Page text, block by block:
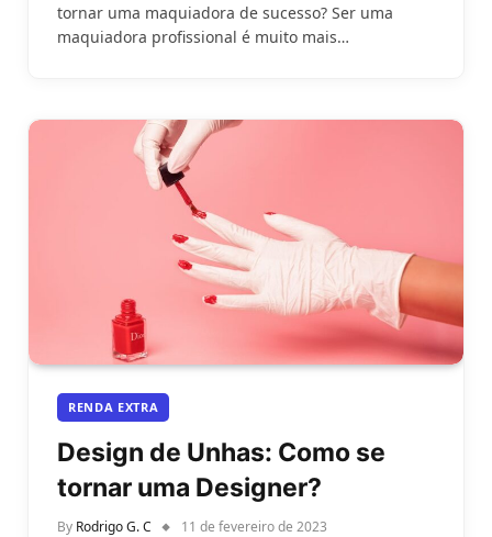
tornar uma maquiadora de sucesso? Ser uma
maquiadora profissional é muito mais…
RENDA EXTRA
Design de Unhas: Como se
tornar uma Designer?
By Rodrigo G. C 11 de fevereiro de 2023